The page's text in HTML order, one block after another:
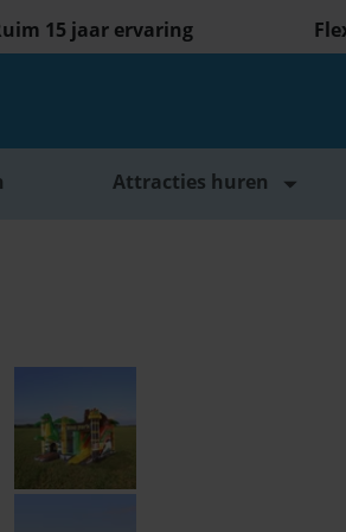
15 jaar ervaring
Attracties huren